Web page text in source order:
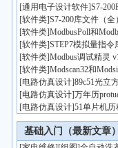
[通用电子设计软件]S7-
[软件类]S7-200库文件（全
[软件类]ModbusPoll和
[软件类]STEP7模拟量指令
[软件类]Modbus调试精灵
[软件类]Modscan32和
[电路仿真设计]89c51光立
[电路仿真设计]万年历
[电路仿真设计]51单片机历
基础入门（最新文章）